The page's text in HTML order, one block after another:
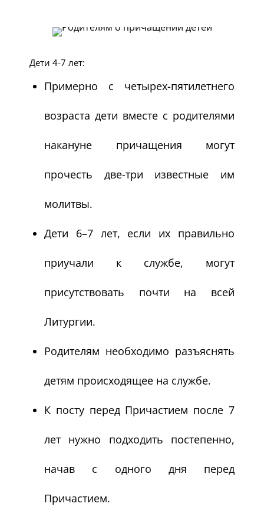
Дети 4-7 лет:
Примерно с четырех-пятилетнего
возраста дети вместе с родителями
накануне причащения могут
прочесть две-три известные им
молитвы.
Дети 6–7 лет, если их правильно
приучали к службе, могут
присутствовать почти на всей
Литургии.
Родителям необходимо разъяснять
детям происходящее на службе.
К посту перед Причастием после 7
лет нужно подходить постепенно,
начав с одного дня перед
Причастием.